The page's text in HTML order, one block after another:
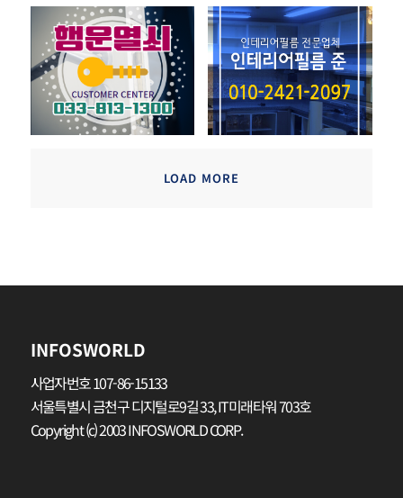
LOAD MORE
INFOSWORLD
사업자번호 107-86-15133
서울특별시 금천구 디지털로9길 33, IT미래타워 703호
Copyright (c) 2003 INFOSWORLD CORP.